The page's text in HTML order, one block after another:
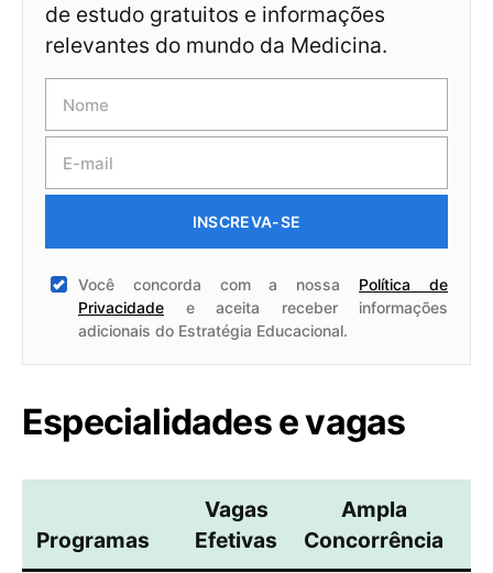
de estudo gratuitos e informações
relevantes do mundo da Medicina.
INSCREVA-SE
Você concorda com a nossa Política de
Privacidade e aceita receber informações
adicionais do Estratégia Educacional.
Especialidades e vagas
Programas
Vagas
Efetivas
Ampla
Concorrência